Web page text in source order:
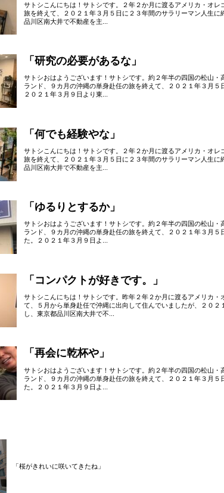
サトシこんにちは！サトシです。２年２か月に渡るアメリカ・オ
旅を終えて、２０２１年３月５日に２３年間のサラリーマン人生
品川区南大井で不動産を主...
「研究の必要があるな」
サトシおはようございます！サトシです。約２年半の四国の松山
ランド、９カ月の沖縄の単身赴任の旅を終えて、２０２１年３月５
２０２１年３月９日より東...
「何でも経験やな」
サトシこんにちは！サトシです。２年２か月に渡るアメリカ・オ
旅を終えて、２０２１年３月５日に２３年間のサラリーマン人生
品川区南大井で不動産を主...
「ゆるりとするか」
サトシおはようございます！サトシです。約２年半の四国の松山
ランド、９カ月の沖縄の単身赴任の旅を終えて、２０２１年３月
た。２０２１年３月９日よ...
「コンパクトが好きです。」
サトシこんにちは！サトシです。昨年２年２か月に渡るアメリカ
て、５月から単身赴任で沖縄に出向して住んでいましたが、２０
し、東京都品川区南大井で不...
「再会に乾杯や」
サトシおはようございます！サトシです。約２年半の四国の松山
ランド、９カ月の沖縄の単身赴任の旅を終えて、２０２１年３月
た。２０２１年３月９日よ...
「桜がきれいに咲いてきたね」